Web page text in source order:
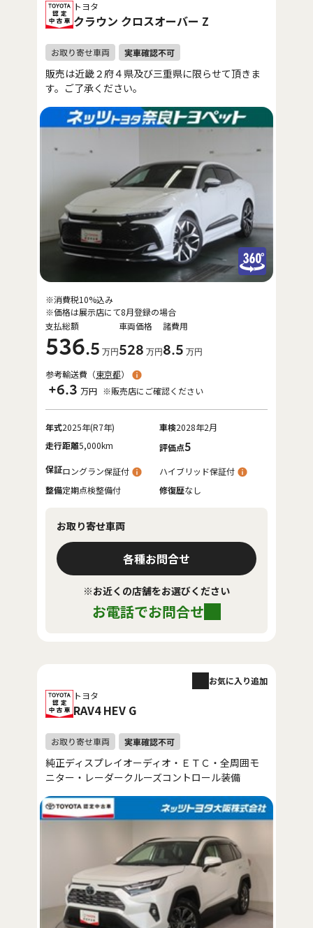
トヨタ
クラウン クロスオーバー Z
販売は近畿２府４県及び三重県に限らせて頂きま
す。ご了承ください。
支払総額
536.5 万円
車両価格
528 万円
諸費用
8.5 万円
※消費税10%込み
※価格は展示店にて8月登録の場合
参考輸送費（東京都）
+6.3 万円 ※販売店にご確認ください
年式2025年(R7年) 車検2028年2月
走行距離5,000km 評価点5
保証ロングラン保証付
ハイブリッド保証付
整備定期点検整備付 修復歴なし
お取り寄せ車両
各種お問合せ
※お近くの店舗をお選びください
お電話でお問合せ
トヨタ
RAV4 HEV G
お気に入り追加
純正ディスプレイオーディオ・ＥＴＣ・全周囲モ
ニター・レーダークルーズコントロール装備